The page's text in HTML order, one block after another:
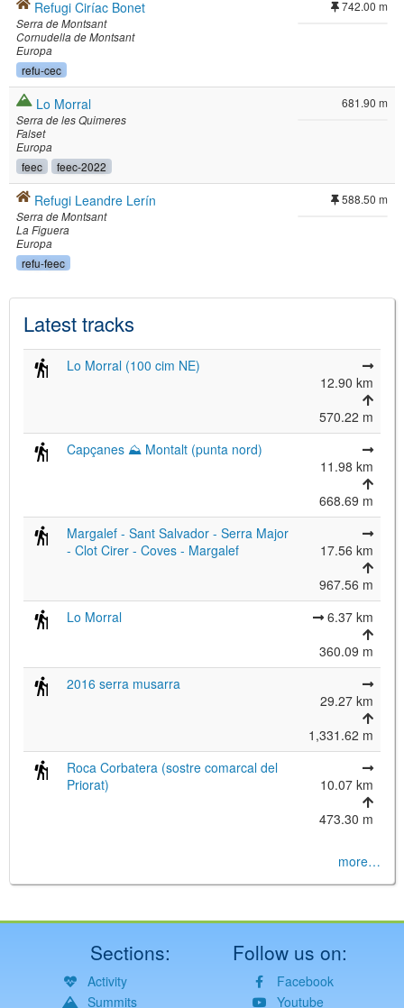
Refugi Ciríac Bonet
Serra de Montsant
Cornudella de Montsant
Europa
refu-cec
742.00 m
Lo Morral
Serra de les Quimeres
Falset
Europa
feec feec-2022
681.90 m
Refugi Leandre Lerín
Serra de Montsant
La Figuera
Europa
refu-feec
588.50 m
Latest tracks
Lo Morral (100 cim NE)
12.90 km
570.22 m
Capçanes ⛰ Montalt (punta nord)
11.98 km
668.69 m
Margalef - Sant Salvador - Serra Major
- Clot Cirer - Coves - Margalef
17.56 km
967.56 m
Lo Morral
6.37 km
360.09 m
2016 serra musarra
29.27 km
1,331.62 m
Roca Corbatera (sostre comarcal del
Priorat)
10.07 km
473.30 m
more…
Sections:
Activity
Summits
Follow us on:
Facebook
Youtube